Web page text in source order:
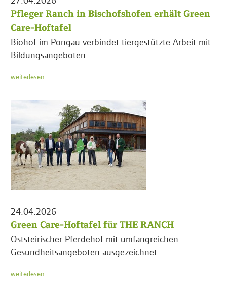
Pfleger Ranch in Bischofshofen erhält Green
Care-Hoftafel
Biohof im Pongau verbindet tiergestützte Arbeit mit
Bildungsangeboten
weiterlesen
24.04.2026
Green Care-Hoftafel für THE RANCH
Oststeirischer Pferdehof mit umfangreichen
Gesundheitsangeboten ausgezeichnet
weiterlesen